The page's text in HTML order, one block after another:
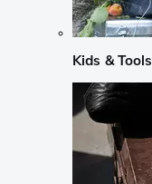
Kids & Tools